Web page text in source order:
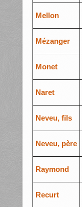
Mellon
Mézanger
Monet
Naret
Neveu, fils
Neveu, père
Raymond
Recurt